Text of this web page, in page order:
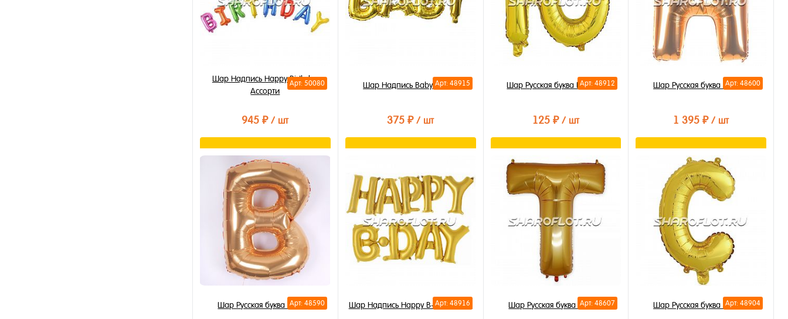
Арт: 50080
Шар Надпись Happy Birthday
Ассорти
945 ₽/ шт
В корзину
Купить в 1 клик
В избранное
В наличии
Арт: 48915
Шар Надпись Baby 107см
375 ₽/ шт
Купить в 1 клик
В избранное
В наличии
Арт: 48912
Шар Русская буква Ю 35см
125 ₽ / шт
Купить в 1 клик
В избранное
Арт: 48600
Шар Русская буква Н 85см
1 395 ₽/ шт
В корзину
Купить в 1 клик
В избранное
В наличии
Арт: 48590
Шар Русская буква В 85см Арт: 48916
Шар Надпись Happy B-Day 107см Арт: 48607
Шар Русская буква Т 85см Арт: 48904
Шар Русская буква С 35см